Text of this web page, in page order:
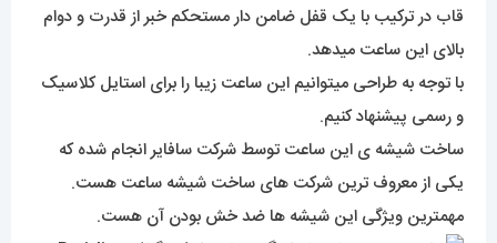
قاب در ترکیب با یک قفل ضامن دار مستحکم خبر از قدرت و دوام
بالای این ساعت میدهد.
با توجه به طراحی میتوانیم این ساعت زیبا را برای استایل کلاسیک
و رسمی پیشنهاد کنیم.
ساخت شیشه ی این ساعت توسط شرکت سافایر انجام شده که
یکی از معروف ترین شرکت های ساخت شیشه ساعت هست.
مهمترین ویژگی این شیشه ها ضد خش بودن آن هست.